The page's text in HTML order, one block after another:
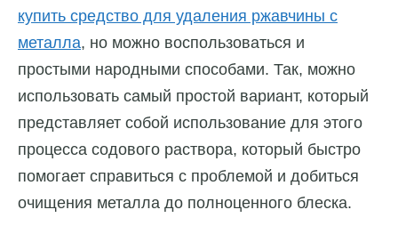
купить средство для удаления ржавчины с
металла, но можно воспользоваться и
простыми народными способами. Так, можно
использовать самый простой вариант, который
представляет собой использование для этого
процесса содового раствора, который быстро
помогает справиться с проблемой и добиться
очищения металла до полноценного блеска.